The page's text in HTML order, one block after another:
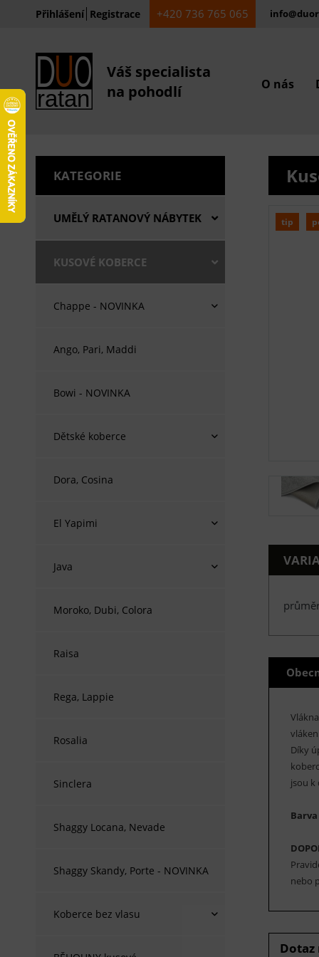
Přihlášení Registrace +420 736 765 065
Váš specialista
na pohodlí
O nás
KATEGORIE
UMĚLÝ RATANOVÝ NÁBYTEK
KUSOVÉ KOBERCE
Chappe - NOVINKA
Ango, Pari, Maddi
Bowi - NOVINKA
Dětské koberce
Dora, Cosina
El Yapimi
Java
Moroko, Dubi, Colora
Raisa
Rega, Lappie
Rosalia
Sinclera
Shaggy Locana, Nevade
Shaggy Skandy, Porte - NOVINKA
Koberce bez vlasu
tip
Díky
jsou k
nebo